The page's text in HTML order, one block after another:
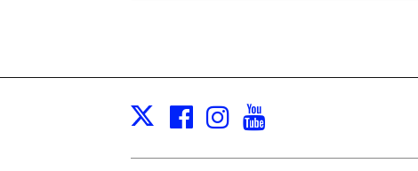
X Facebook
Instagram